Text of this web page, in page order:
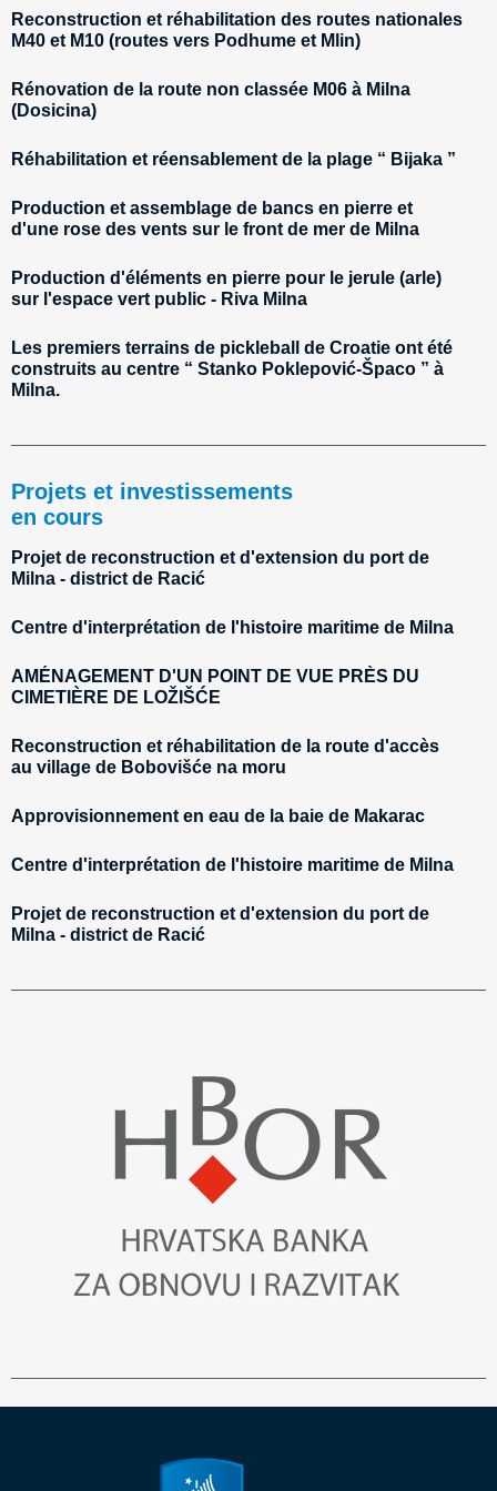
Reconstruction et réhabilitation des routes nationales
M40 et M10 (routes vers Podhume et Mlin)
Rénovation de la route non classée M06 à Milna
(Dosicina)
Réhabilitation et réensablement de la plage “ Bijaka ”
Production et assemblage de bancs en pierre et
d'une rose des vents sur le front de mer de Milna
Production d'éléments en pierre pour le jerule (arle)
sur l'espace vert public - Riva Milna
Les premiers terrains de pickleball de Croatie ont été
construits au centre “ Stanko Poklepović-Špaco ” à
Milna.
Projets et investissements
en cours
Projet de reconstruction et d'extension du port de
Milna - district de Racić
Centre d'interprétation de l'histoire maritime de Milna
AMÉNAGEMENT D'UN POINT DE VUE PRÈS DU
CIMETIÈRE DE LOŽIŠĆE
Reconstruction et réhabilitation de la route d'accès
au village de Bobovišće na moru
Approvisionnement en eau de la baie de Makarac
Centre d'interprétation de l'histoire maritime de Milna
Projet de reconstruction et d'extension du port de
Milna - district de Racić